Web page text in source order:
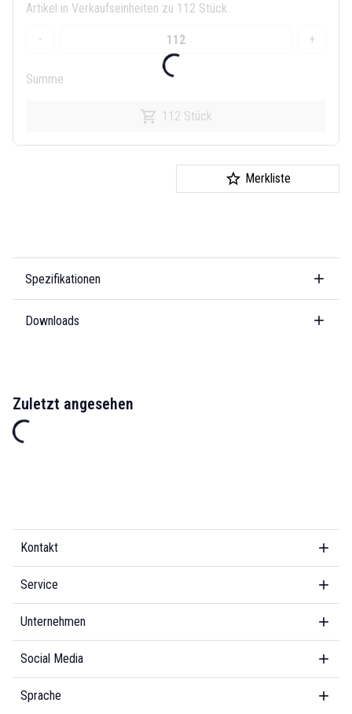
Artikel in Verkaufseinheiten zu 112 Stück.
- +
Summe
112 Stück
Merkliste
Spezifikationen
Downloads
Zuletzt angesehen
Kontakt
Service
Unternehmen
Social Media
Sprache